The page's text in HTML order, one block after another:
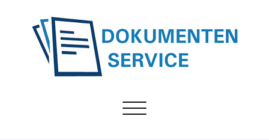
Toggle